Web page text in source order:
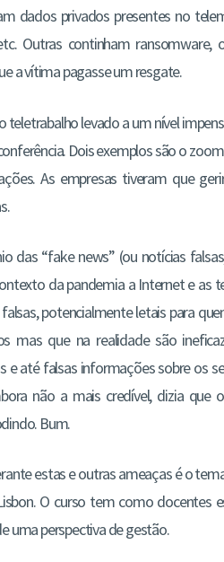
dados privados presentes no
Outras continham ransomware,
a vítima pagasse um resgate.
levado a um nível
Dois exemplos são o
As empresas tiveram que
das “fake news” (ou notícias
da pandemia a Internet e as
potencialmente letais para
mas que na realidade são
e até falsas informações sobre os
não a mais credível, dizia que
Bum.
estas e outras ameaças é o
O curso tem como docentes
uma perspectiva de gestão.